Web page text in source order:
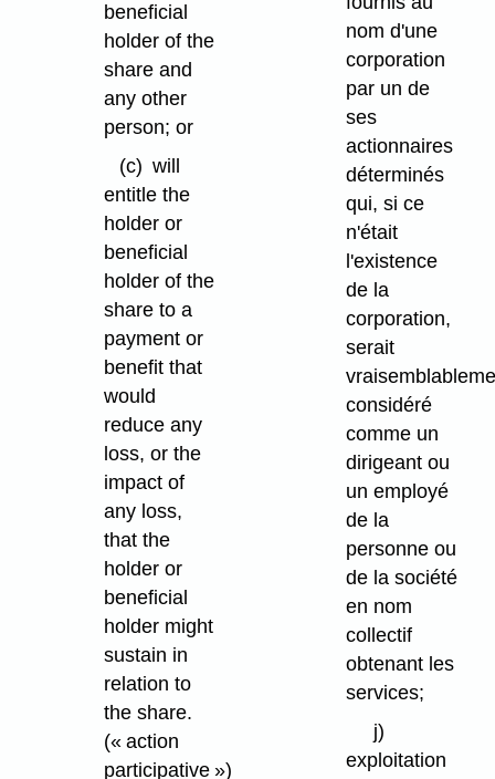
beneficial
holder of the
share and
any other
person; or
(c) will
entitle the
holder or
beneficial
holder of the
share to a
payment or
benefit that
would
reduce any
loss, or the
impact of
any loss,
that the
holder or
beneficial
holder might
sustain in
relation to
the share.
(« action
participative »)
nom d'une
corporation
par un de
ses
actionnaires
déterminés
qui, si ce
n'était
l'existence
de la
corporation,
serait
considéré
comme un
dirigeant ou
un employé
de la
personne ou
de la société
en nom
collectif
obtenant les
services;
j)
exploitation